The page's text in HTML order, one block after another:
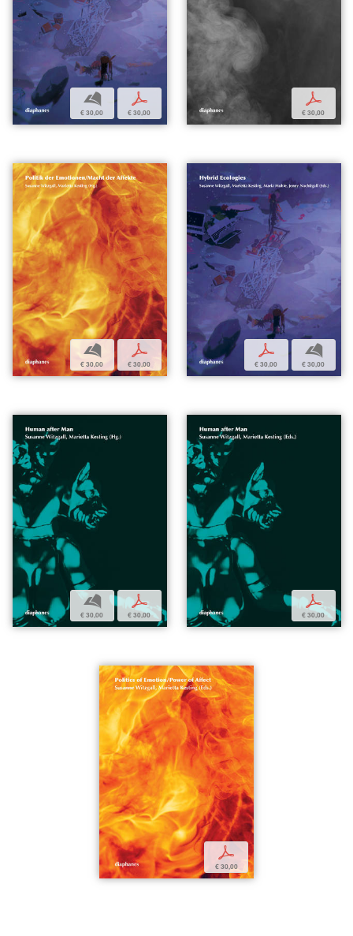
b
€ 30,00
p
€ 30,00
p
€ 30,00
b
€ 30,00
p
€ 30,00
p
€ 30,00
b
€ 30,00
b
€ 30,00
p
€ 30,00
p
€ 30,00
p
€ 30,00